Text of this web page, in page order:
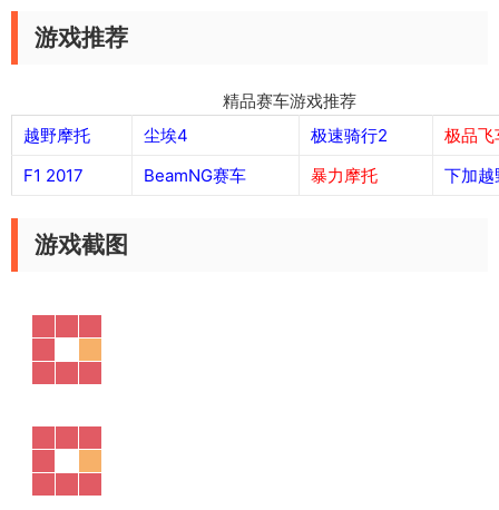
游戏推荐
精品赛车游戏推荐
越野摩托
尘埃4 极速骑行2
极品飞
F1 2017
BeamNG赛车 暴力摩托 下加越
游戏截图